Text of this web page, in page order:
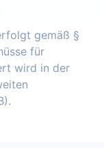
gemäß §
für
wird in der